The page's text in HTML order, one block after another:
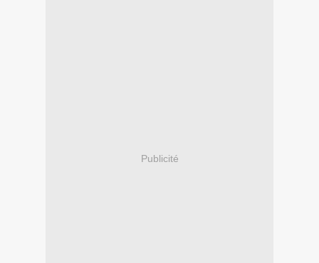
Publicité